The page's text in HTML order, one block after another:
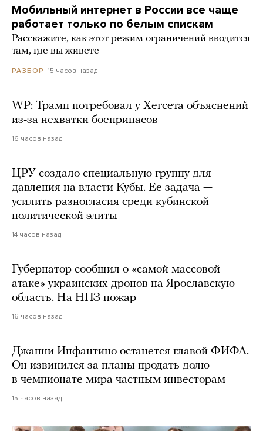
Мобильный интернет в России все чаще
работает только по белым спискам
Расскажите, как этот режим ограничений вводится
там, где вы живете
РАЗБОР 15 часов назад
WP: Трамп потребовал у Хегсета объяснений
из-за нехватки боеприпасов
16 часов назад
ЦРУ создало специальную группу для
давления на власти Кубы. Ее задача —
усилить разногласия среди кубинской
политической элиты
14 часов назад
Губернатор сообщил о «самой массовой
атаке» украинских дронов на Ярославскую
область. На НПЗ пожар
16 часов назад
Джанни Инфантино останется главой ФИФА.
Он извинился за планы продать долю
в чемпионате мира частным инвесторам
15 часов назад